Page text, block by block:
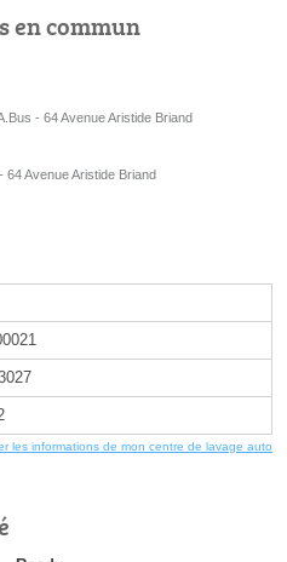
en commun
- 64 Avenue Aristide Briand
Avenue Aristide Briand
les informations de mon centre de lavage auto